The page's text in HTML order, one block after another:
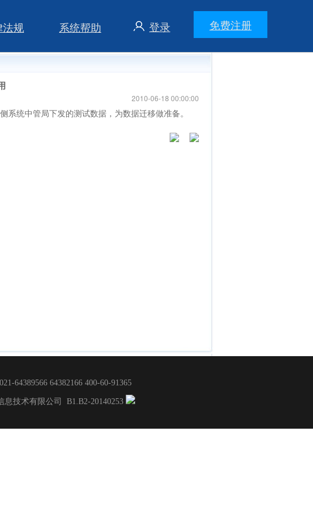
规 系统帮助 登录 免费注册
2010-06-18 00:00:00
统中管局下发的测试数据，为数据迁移做准备。
64389566 64382166 400-60-91365
息技术有限公司 B1.B2-20140253